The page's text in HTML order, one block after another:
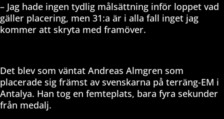
– Jag hade ingen tydlig målsättning inför loppet vad
gäller placering, men 31:a är i alla fall inget jag
kommer att skryta med framöver.
Det blev som väntat Andreas Almgren som
placerade sig främst av svenskarna på terräng-EM i
Antalya. Han tog en femteplats, bara fyra sekunder
från medalj.